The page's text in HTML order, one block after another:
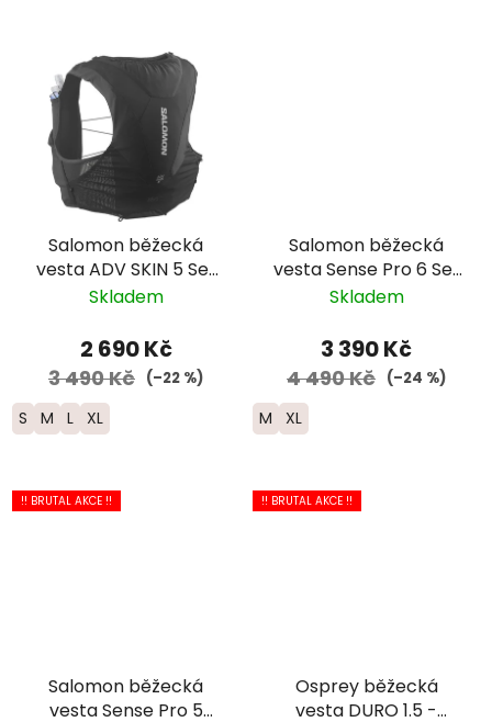
Salomon běžecká
vesta ADV SKIN 5 Set
-černá 2025
Skladem
2 690 Kč
3 490 Kč (–22 %)
S M L XL
Salomon běžecká
vesta Sense Pro 6 Set
- červená/černá
Skladem
3 390 Kč
4 490 Kč (–24 %)
M XL
!! BRUTAL AKCE !!
Salomon běžecká
vesta Sense Pro 5
!! BRUTAL AKCE !!
Osprey běžecká
vesta DURO 1.5 -